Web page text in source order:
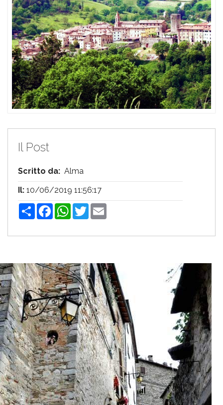
Il Post
Scritto da: Alma
Il: 10/06/2019 11:56:17
ShareFacebookWhatsApp
Twitter